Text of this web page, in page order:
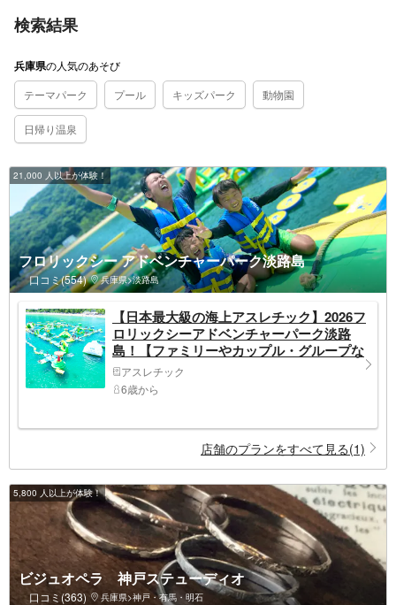
検索結果
兵庫県の人気のあそび
テーマパーク
プール キッズパーク 動物園
日帰り温泉
21,000 人以上が体験！
フロリックシー アドベンチャーパーク淡路島
口コミ(554) 兵庫県>淡路島
【日本最大級の海上アスレチック】2026フ
ロリックシーアドベンチャーパーク淡路
島！【ファミリーやカップル・グループな
どにお薦め！】
アスレチック
6歳から
店舗のプランをすべて見る(1)
5,800 人以上が体験！
ビジュオペラ 神戸ステューディオ
口コミ(363) 兵庫県>神戸・有馬・明石